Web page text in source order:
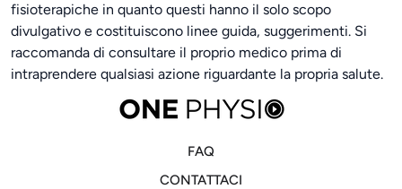
fisioterapiche in quanto questi hanno il solo scopo
divulgativo e costituiscono linee guida, suggerimenti. Si
raccomanda di consultare il proprio medico prima di
intraprendere qualsiasi azione riguardante la propria salute.
FAQ
CONTATTACI